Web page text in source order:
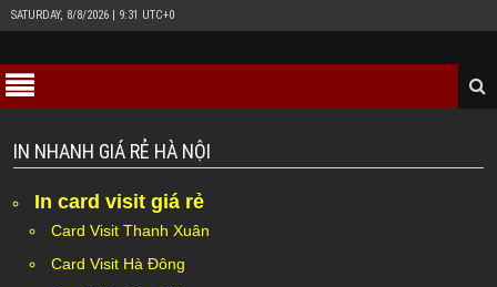
SATURDAY, 8/8/2026 | 9:31 UTC+0
IN NHANH GIÁ RẺ HÀ NỘI
In card visit giá rẻ
Card Visit Thanh Xuân
Card Visit Hà Đông